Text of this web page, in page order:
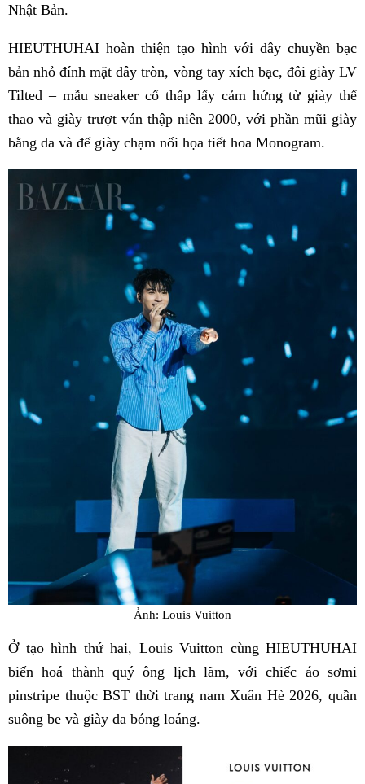
Nhật Bản.
HIEUTHUHAI hoàn thiện tạo hình với dây chuyền bạc
bản nhỏ đính mặt dây tròn, vòng tay xích bạc, đôi giày LV
Tilted – mẫu sneaker cổ thấp lấy cảm hứng từ giày thể
thao và giày trượt ván thập niên 2000, với phần mũi giày
bằng da và đế giày chạm nổi họa tiết hoa Monogram.
Ảnh: Louis Vuitton
Ở tạo hình thứ hai, Louis Vuitton cùng HIEUTHUHAI
biến hoá thành quý ông lịch lãm, với chiếc áo sơmi
pinstripe thuộc BST thời trang nam Xuân Hè 2026, quần
suông be và giày da bóng loáng.